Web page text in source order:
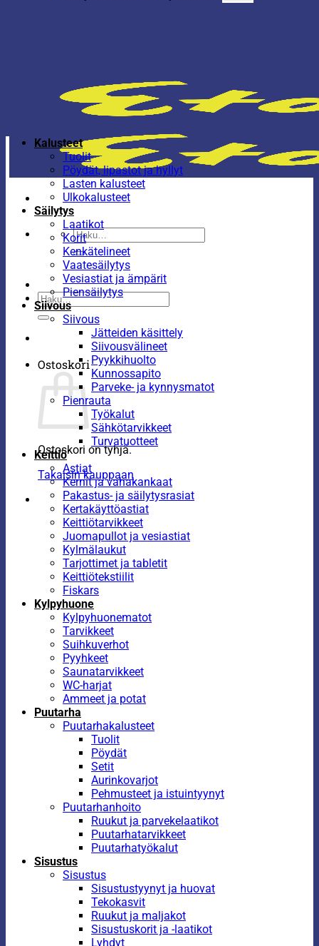
Etsi:
Etsi:
Ostoskori
Ostoskori on tyhjä.
Takaisin kauppaan
Kalusteet
Tuolit
Pöydät, lipastot ja hyllyt
Lasten kalusteet
Ulkokalusteet
Säilytys
Laatikot
Korit
Kenkätelineet
Vaatesäilytys
Vesiastiat ja ämpärit
Piensäilytys
Siivous
Siivous
Jätteiden käsittely
Siivousvälineet
Pyykkihuolto
Kunnossapito
Parveke- ja kynnysmatot
Pienrauta
Työkalut
Sähkötarvikkeet
Turvatuotteet
Keittiö
Astiat
Kernit ja vahakankaat
Pakastus- ja säilytysrasiat
Kertakäyttöastiat
Keittiötarvikkeet
Juomapullot ja vesiastiat
Kylmälaukut
Tarjottimet ja tabletit
Keittiötekstiilit
Fiskars
Kylpyhuone
Kylpyhuonematot
Tarvikkeet
Suihkuverhot
Pyyhkeet
Saunatarvikkeet
WC-harjat
Ammeet ja potat
Puutarha
Puutarhakalusteet
Tuolit
Pöydät
Setit
Aurinkovarjot
Pehmusteet ja istuintyynyt
Puutarhanhoito
Ruukut ja parvekelaatikot
Puutarhatarvikkeet
Puutarhatyökalut
Sisustus
Sisustus
Sisustustyynyt ja huovat
Tekokasvit
Ruukut ja maljakot
Sisustuskorit ja -laatikot
Lyhdyt